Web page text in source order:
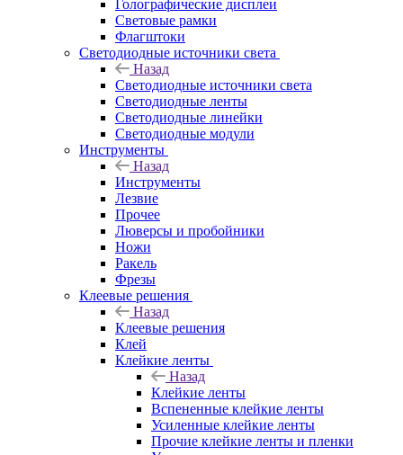
Голографические дисплеи
Световые рамки
Флагштоки
Светодиодные источники света
Назад
Светодиодные источники света
Светодиодные ленты
Светодиодные линейки
Светодиодные модули
Инструменты
Назад
Инструменты
Лезвие
Прочее
Люверсы и пробойники
Ножи
Ракель
Фрезы
Клеевые решения
Назад
Клеевые решения
Клей
Клейкие ленты
Назад
Клейкие ленты
Вспененные клейкие ленты
Усиленные клейкие ленты
Прочие клейкие ленты и пленки